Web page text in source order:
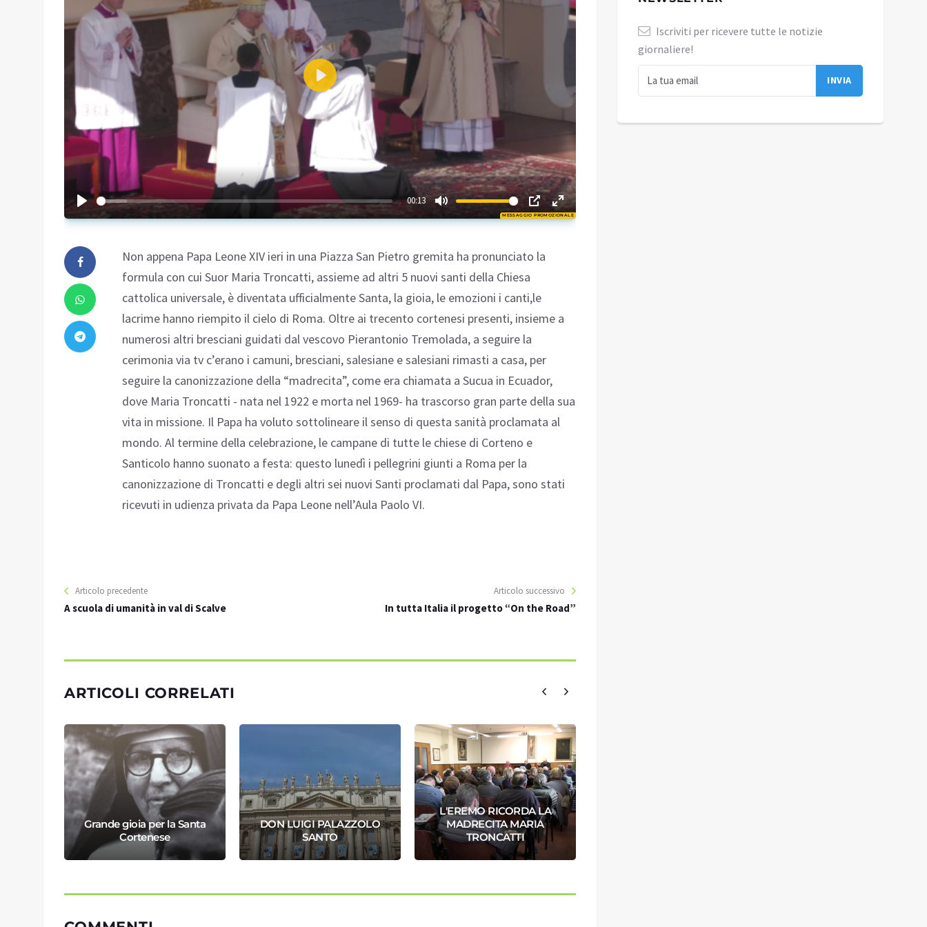
MESSAGGIO PROMOZIONALE
00:13
Play
02:55
Non appena Papa Leone XIV ieri in una Piazza San Pietro gremita ha pronunciato la
formula con cui Suor Maria Troncatti, assieme ad altri 5 nuovi santi della Chiesa
cattolica universale, è diventata ufficialmente Santa, la gioia, le emozioni i canti,le
lacrime hanno riempito il cielo di Roma. Oltre ai trecento cortenesi presenti, insieme a
numerosi altri bresciani guidati dal vescovo Pierantonio Tremolada, a seguire la
cerimonia via tv c’erano i camuni, bresciani, salesiane e salesiani rimasti a casa, per
seguire la canonizzazione della “madrecita”, come era chiamata a Sucua in Ecuador,
dove Maria Troncatti - nata nel 1922 e morta nel 1969- ha trascorso gran parte della sua
vita in missione. Il Papa ha voluto sottolineare il senso di questa sanità proclamata al
mondo. Al termine della celebrazione, le campane di tutte le chiese di Corteno e
Santicolo hanno suonato a festa: questo lunedì i pellegrini giunti a Roma per la
canonizzazione di Troncatti e degli altri sei nuovi Santi proclamati dal Papa, sono stati
ricevuti in udienza privata da Papa Leone nell’Aula Paolo VI.
Articolo precedente
A scuola di umanità in val di Scalve
Articolo successivo
In tutta Italia il progetto “On the Road”
ARTICOLI CORRELATI
Grande gioia per la Santa
Cortenese
DON LUIGI PALAZZOLO
SANTO
L'EREMO RICORDA LA
MADRECITA MARIA
TRONCATTI
Iscriviti per ricevere tutte le notizie
giornaliere!